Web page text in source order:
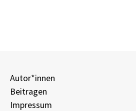
Autor*innen
Beitragen
Impressum